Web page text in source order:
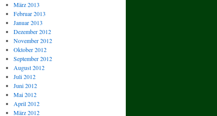
März 2013
Februar 2013
Januar 2013
Dezember 2012
November 2012
Oktober 2012
September 2012
August 2012
Juli 2012
Juni 2012
Mai 2012
April 2012
März 2012